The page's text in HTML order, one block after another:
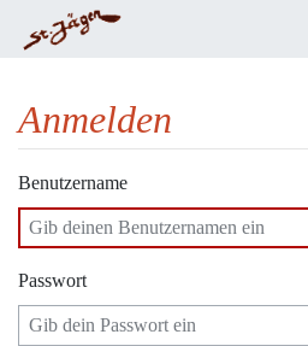
Anmelden
Wechseln zu:Navigation
Benutzername
Passwort